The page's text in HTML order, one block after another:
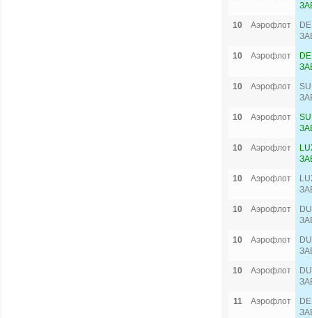
10
Аэрофлот
10
Аэрофлот
10
Аэрофлот
10
Аэрофлот
10
Аэрофлот
10
Аэрофлот
10
Аэрофлот
10
Аэрофлот
10
Аэрофлот
11
Аэрофлот